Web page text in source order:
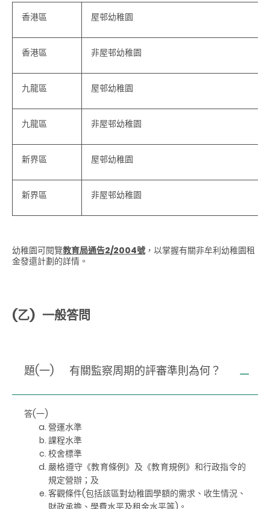
香港區 屋邨幼稚園
香港區 非屋邨幼稚園
九龍區 屋邨幼稚園
九龍區 非屋邨幼稚園
新界區 屋邨幼稚園
新界區 非屋邨幼稚園
幼稚園可閱覽教育局通告2/2004號 ，以掌握有關非牟利幼稚園租
金發還計劃的詳情。
(乙) 一般答問
題(一) 有關監察周期的評審準則為何？
答(一)
營運水準
課程水準
校舍標準
嚴格遵守《教育條例》及《教育規例》和行政指令的
規定營辦；及
客觀條件(包括該區對幼稚園學額的需求、收生情況、
財政承擔、學費水平及租金水平等)。